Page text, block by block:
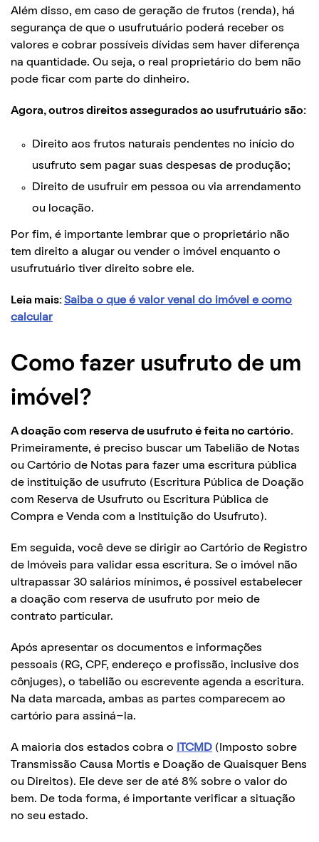
Além disso, em caso de geração de frutos (renda), há
segurança de que o usufrutuário poderá receber os
valores e cobrar possíveis dívidas sem haver diferença
na quantidade. Ou seja, o real proprietário do bem não
pode ficar com parte do dinheiro.
Agora, outros direitos assegurados ao usufrutuário são:
Direito aos frutos naturais pendentes no início do
usufruto sem pagar suas despesas de produção;
Direito de usufruir em pessoa ou via arrendamento
ou locação.
Por fim, é importante lembrar que o proprietário não
tem direito a alugar ou vender o imóvel enquanto o
usufrutuário tiver direito sobre ele.
Leia mais: Saiba o que é valor venal do imóvel e como
calcular
Como fazer usufruto de um
imóvel?
A doação com reserva de usufruto é feita no cartório.
Primeiramente, é preciso buscar um Tabelião de Notas
ou Cartório de Notas para fazer uma escritura pública
de instituição de usufruto (Escritura Pública de Doação
com Reserva de Usufruto ou Escritura Pública de
Compra e Venda com a Instituição do Usufruto).
Em seguida, você deve se dirigir ao Cartório de Registro
de Imóveis para validar essa escritura. Se o imóvel não
ultrapassar 30 salários mínimos, é possível estabelecer
a doação com reserva de usufruto por meio de
contrato particular.
Após apresentar os documentos e informações
pessoais (RG, CPF, endereço e profissão, inclusive dos
cônjuges), o tabelião ou escrevente agenda a escritura.
Na data marcada, ambas as partes comparecem ao
cartório para assiná-la.
A maioria dos estados cobra o ITCMD (Imposto sobre
Transmissão Causa Mortis e Doação de Quaisquer Bens
ou Direitos). Ele deve ser de até 8% sobre o valor do
bem. De toda forma, é importante verificar a situação
no seu estado.